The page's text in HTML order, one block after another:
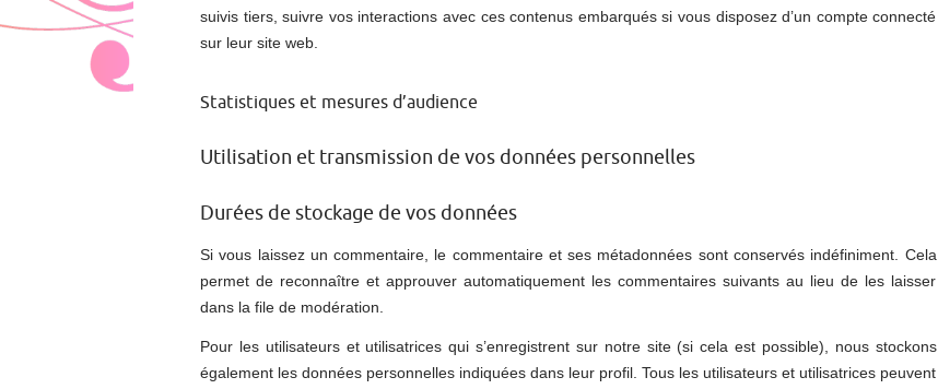
suivis tiers, suivre vos interactions avec ces contenus embarqués si vous disposez d’un compte connecté
sur leur site web.
Statistiques et mesures d’audience
Utilisation et transmission de vos données personnelles
Durées de stockage de vos données
Si vous laissez un commentaire, le commentaire et ses métadonnées sont conservés indéfiniment. Cela
permet de reconnaître et approuver automatiquement les commentaires suivants au lieu de les laisser
dans la file de modération.
Pour les utilisateurs et utilisatrices qui s’enregistrent sur notre site (si cela est possible), nous stockons
également les données personnelles indiquées dans leur profil. Tous les utilisateurs et utilisatrices peuvent